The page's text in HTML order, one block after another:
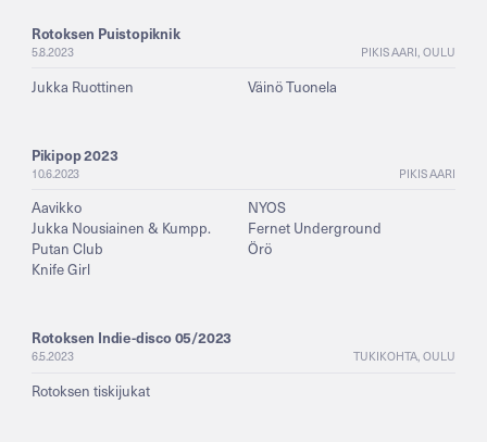
5.8.2023 PIKISAARI, OULU
Rotoksen Puistopiknik
Jukka Ruottinen Väinö Tuonela
10.6.2023 PIKISAARI
Pikipop 2023
Aavikko
Jukka Nousiainen & Kumpp.
Putan Club
Knife Girl
NYOS
Fernet Underground
Örö
6.5.2023 TUKIKOHTA, OULU
Rotoksen Indie-disco 05/2023
Rotoksen tiskijukat